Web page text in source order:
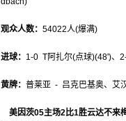
观众人数： 54022人(爆满)
进球： 1-0 T阿扎尔(点球)(48')、
黄牌： 普莱亚 - 吕克巴基奥、艾
美因茨05主场2比1胜云达不来